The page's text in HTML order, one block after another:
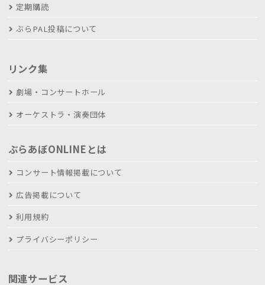
定期購読
ぶらPAL投稿について
リンク集
劇場・コンサートホール
オーケストラ・演奏団体
ぶらあぼONLINEとは
コンサート情報掲載について
広告掲載について
利用規約
プライバシーポリシー
関連サービス